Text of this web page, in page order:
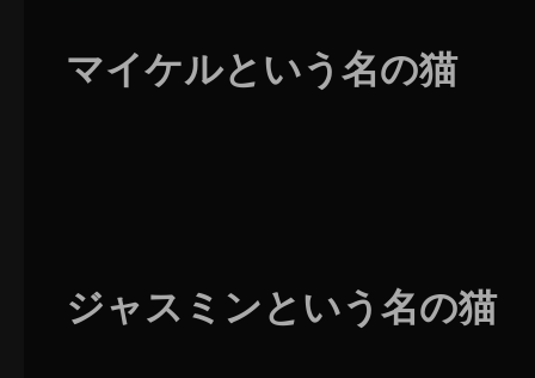
マイケルという名の猫
ジャスミンという名の猫